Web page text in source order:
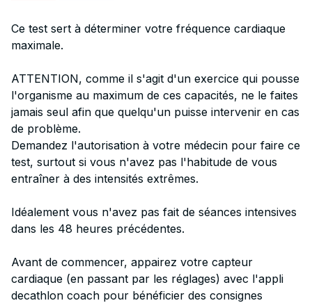
Ce test sert à déterminer votre fréquence cardiaque
maximale.
ATTENTION, comme il s'agit d'un exercice qui pousse
l'organisme au maximum de ces capacités, ne le faites
jamais seul afin que quelqu'un puisse intervenir en cas
de problème.
Demandez l'autorisation à votre médecin pour faire ce
test, surtout si vous n'avez pas l'habitude de vous
entraîner à des intensités extrêmes.
Idéalement vous n'avez pas fait de séances intensives
dans les 48 heures précédentes.
Avant de commencer, appairez votre capteur
cardiaque (en passant par les réglages) avec l'appli
decathlon coach pour bénéficier des consignes